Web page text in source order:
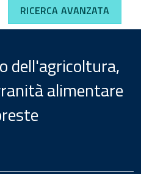
RICERCA AVANZATA
dell'agricoltura,
alimentare